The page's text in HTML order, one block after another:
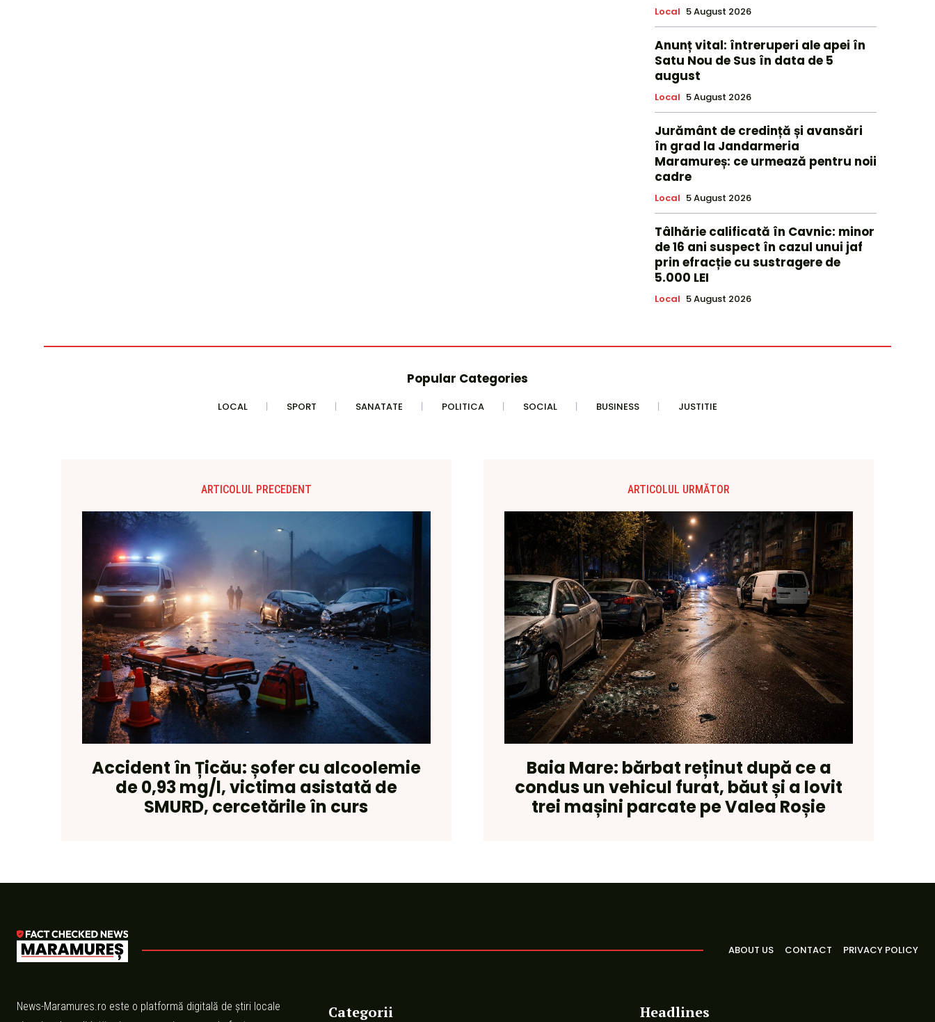
Local 5 August 2026
Anunț vital: întreruperi ale apei în
Satu Nou de Sus în data de 5
august
Local 5 August 2026
Jurământ de credință și avansări
în grad la Jandarmeria
Maramureș: ce urmează pentru noii
cadre
Local 5 August 2026
Tâlhărie calificată în Cavnic: minor
de 16 ani suspect în cazul unui jaf
prin efracție cu sustragere de
5.000 LEI
Local 5 August 2026
Popular Categories
LOCAL SPORT SANATATE POLITICA SOCIAL BUSINESS JUSTITIE
ARTICOLUL PRECEDENT
Accident în Țicău: șofer cu alcoolemie
de 0,93 mg/l, victima asistată de
SMURD, cercetările în curs
ARTICOLUL URMĂTOR
Baia Mare: bărbat reținut după ce a
condus un vehicul furat, băut și a lovit
trei mașini parcate pe Valea Roșie
ABOUT US CONTACT PRIVACY POLICY
News-Maramures.ro este o platformă digitală de știri locale
Categorii Headlines